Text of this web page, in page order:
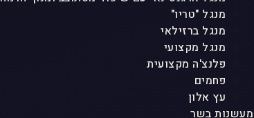
מנגל "טריו"
מנגל ברזילאי
מנגל מקצועי
פלנצ'ה מקצועית
פחמים
עץ אלון
מעשנות בשר